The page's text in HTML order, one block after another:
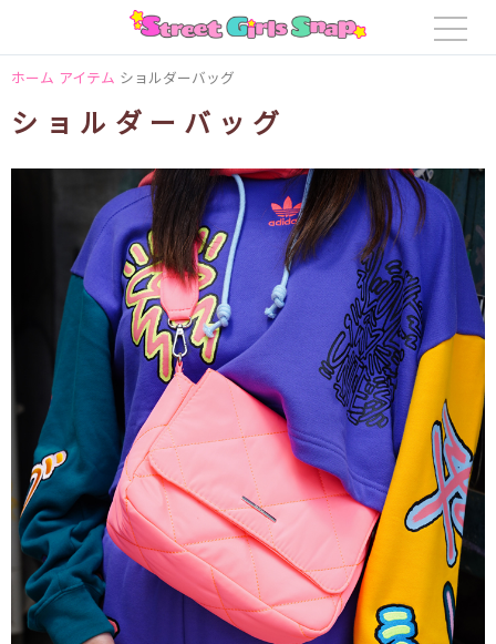
ホーム アイテム ショルダーバッグ
ショルダーバッグ